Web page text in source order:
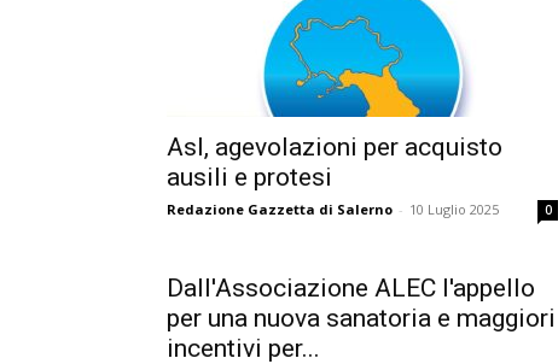
Asl, agevolazioni per acquisto
ausili e protesi
Redazione Gazzetta di Salerno - 10 Luglio 2025 0
Dall'Associazione ALEC l'appello
per una nuova sanatoria e maggiori
incentivi per...